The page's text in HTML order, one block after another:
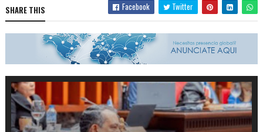
SHARE THIS Facebook Twitter